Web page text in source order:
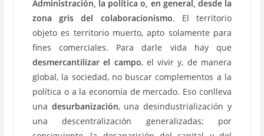
Administración, la política o, en general, desde la
zona gris del colaboracionismo. El territorio
objeto es territorio muerto, apto solamente para
fines comerciales. Para darle vida hay que
desmercantilizar el campo, el vivir y, de manera
global, la sociedad, no buscar complementos a la
política o a la economía de mercado. Eso conlleva
una desurbanización, una desindustrialización y
una descentralización generalizadas; por